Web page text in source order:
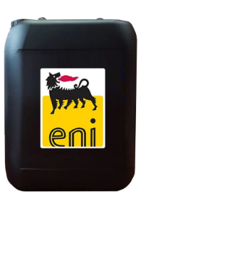
értékelése
ből
0,0
csillag.